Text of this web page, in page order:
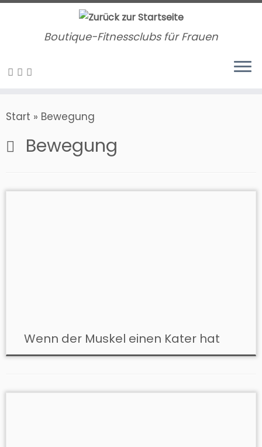
Zum
Boutique-Fitnessclubs für Frauen
Start » Bewegung
Bewegung
Wenn der Muskel einen Kater hat